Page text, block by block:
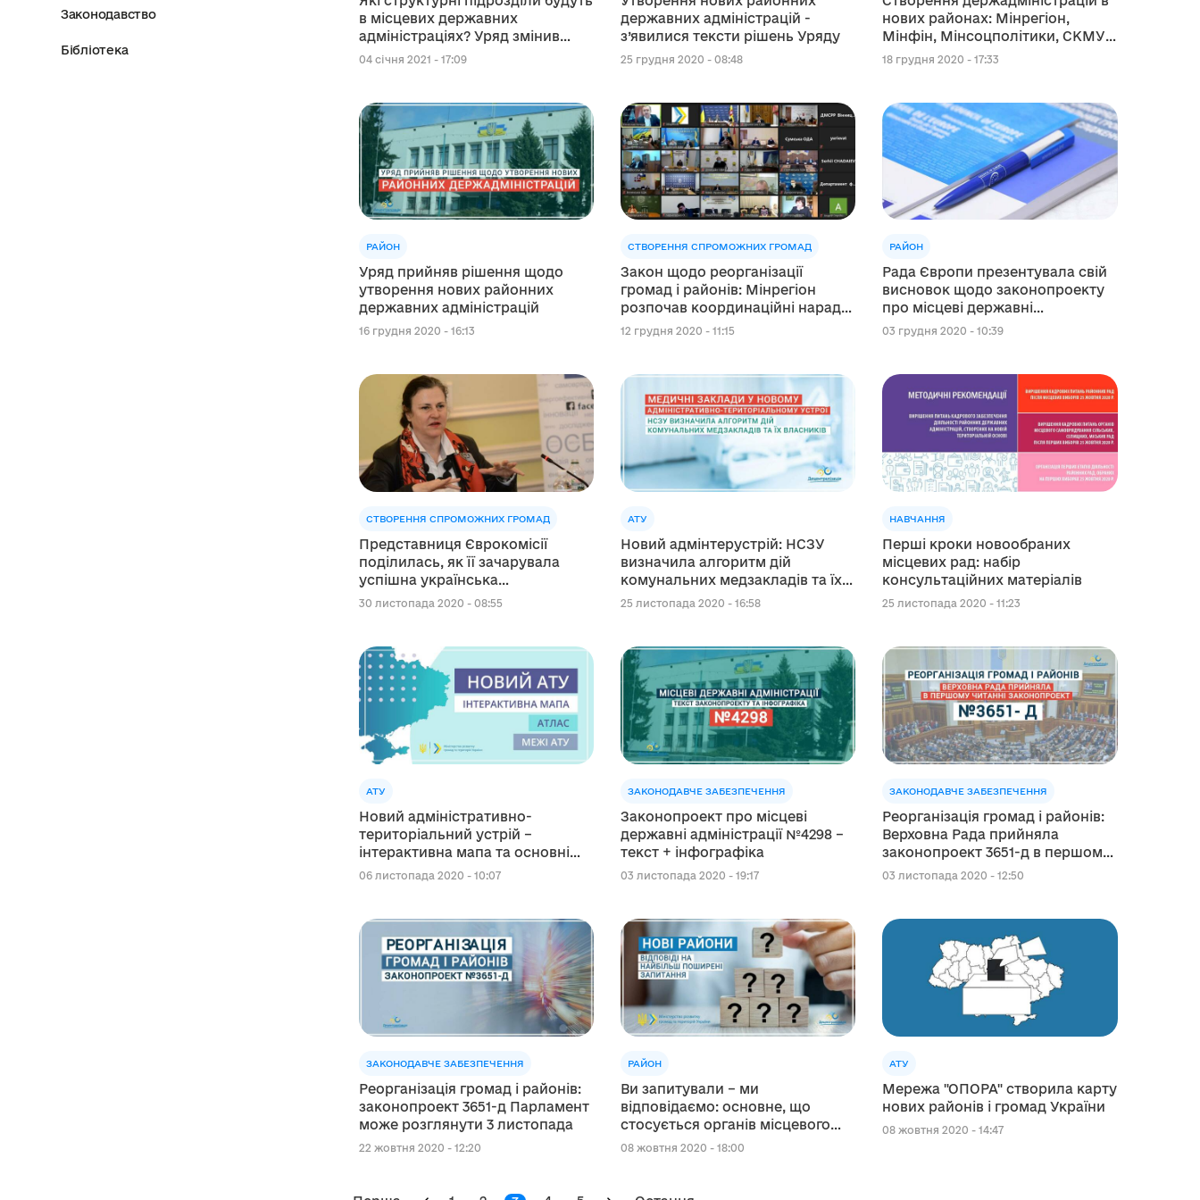
Законодавство
Бібліотека
в місцевих державних
адміністраціях? Уряд змінив
рекомендаційний перелік
04 січня 2021 - 17:09
державних адміністрацій -
з’явилися тексти рішень Уряду
25 грудня 2020 - 08:48
нових районах: Мінрегіон,
Мінфін, Мінсоцполітики, СКМУ
та ОДА обговорили план дій
18 грудня 2020 - 17:33
РАЙОН
Уряд прийняв рішення щодо
утворення нових районних
державних адміністрацій
16 грудня 2020 - 16:13
СТВОРЕННЯ СПРОМОЖНИХ ГРОМАД
Закон щодо реорганізації
громад і районів: Мінрегіон
розпочав координаційні наради
з регіонами
12 грудня 2020 - 11:15
РАЙОН
Рада Європи презентувала свій
висновок щодо законопроекту
про місцеві державні
адміністрації в Україні
03 грудня 2020 - 10:39
СТВОРЕННЯ СПРОМОЖНИХ ГРОМАД
Представниця Єврокомісії
поділилась, як її зачарувала
успішна українська
децентралізація
30 листопада 2020 - 08:55
АТУ
Новий адмінтерустрій: НСЗУ
визначила алгоритм дій
комунальних медзакладів та їх
власників
25 листопада 2020 - 16:58
НАВЧАННЯ
Перші кроки новообраних
місцевих рад: набір
консультаційних матеріалів
25 листопада 2020 - 11:23
АТУ
Новий адміністративно-
територіальний устрій –
інтерактивна мапа та основні
дані
06 листопада 2020 - 10:07
ЗАКОНОДАВЧЕ ЗАБЕЗПЕЧЕННЯ
Законопроект про місцеві
державні адміністрації №4298 –
текст + інфографіка
03 листопада 2020 - 19:17
ЗАКОНОДАВЧЕ ЗАБЕЗПЕЧЕННЯ
Реорганізація громад і районів:
Верховна Рада прийняла
законопроект 3651-д в першому
читанні
03 листопада 2020 - 12:50
ЗАКОНОДАВЧЕ ЗАБЕЗПЕЧЕННЯ
Реорганізація громад і районів:
законопроект 3651-д Парламент
може розглянути 3 листопада
22 жовтня 2020 - 12:20
РАЙОН
Ви запитували – ми
відповідаємо: основне, що
стосується органів місцевого
самоврядування та державної
08 жовтня 2020 - 18:00
АТУ
Мережа "ОПОРА" створила карту
нових районів і громад України
08 жовтня 2020 - 14:47